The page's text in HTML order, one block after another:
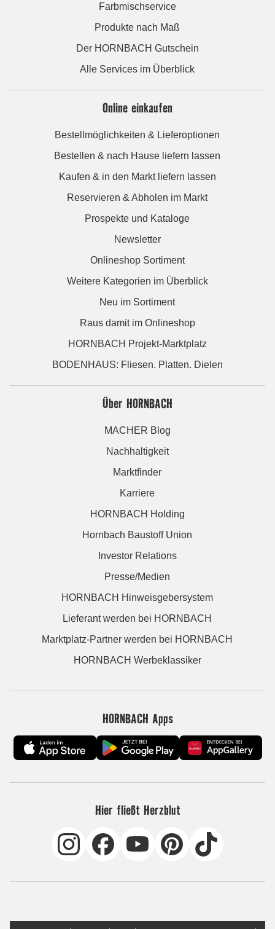
Farbmischservice
Produkte nach Maß
Der HORNBACH Gutschein
Alle Services im Überblick
Online einkaufen
Bestellmöglichkeiten & Lieferoptionen
Bestellen & nach Hause liefern lassen
Kaufen & in den Markt liefern lassen
Reservieren & Abholen im Markt
Prospekte und Kataloge
Newsletter
Onlineshop Sortiment
Weitere Kategorien im Überblick
Neu im Sortiment
Raus damit im Onlineshop
HORNBACH Projekt-Marktplatz
BODENHAUS: Fliesen. Platten. Dielen
Über HORNBACH
MACHER Blog
Nachhaltigkeit
Marktfinder
Karriere
HORNBACH Holding
Hornbach Baustoff Union
Investor Relations
Presse/Medien
HORNBACH Hinweisgebersystem
Lieferant werden bei HORNBACH
Marktplatz-Partner werden bei HORNBACH
HORNBACH Werbeklassiker
HORNBACH Apps
Hier fließt Herzblut